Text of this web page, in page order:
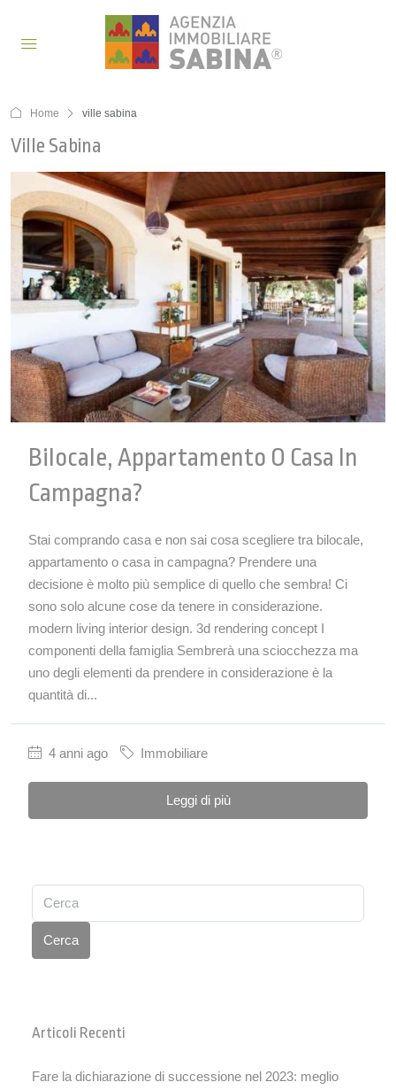
Home ville sabina
Ville Sabina
Bilocale, Appartamento O Casa In
Campagna?
Stai comprando casa e non sai cosa scegliere tra bilocale,
appartamento o casa in campagna? Prendere una
decisione è molto più semplice di quello che sembra! Ci
sono solo alcune cose da tenere in considerazione.
modern living interior design. 3d rendering concept I
componenti della famiglia Sembrerà una sciocchezza ma
uno degli elementi da prendere in considerazione è la
quantità di...
4 anni ago Immobiliare
Leggi di più
Cerca
Articoli Recenti
Fare la dichiarazione di successione nel 2023: meglio